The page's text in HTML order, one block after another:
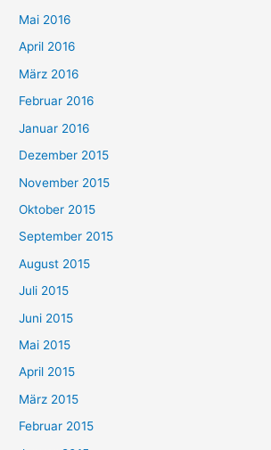
Mai 2016
April 2016
März 2016
Februar 2016
Januar 2016
Dezember 2015
November 2015
Oktober 2015
September 2015
August 2015
Juli 2015
Juni 2015
Mai 2015
April 2015
März 2015
Februar 2015